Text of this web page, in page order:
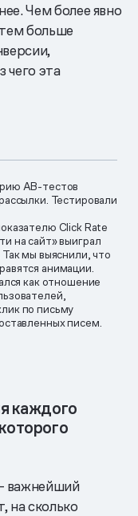
Чем более явно
больше
чего эта
АВ-тестов
Тестировали
Click Rate
на сайт» выиграл
мы выяснили, что
анимации.
как отношение
по письму
писем.
каждого
важнейший
на сколько